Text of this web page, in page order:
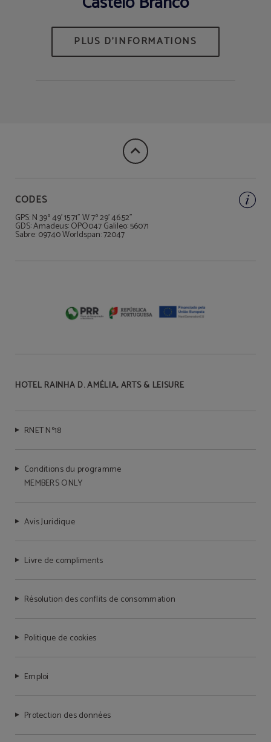
CODES
GPS: N 39º 49' 15.71" W 7º 29' 46.52"
GDS: Amadeus: OPO047 Galileo: 56071
Sabre: 09740 Worldspan: 72047
HOTEL RAINHA D. AMÉLIA, ARTS & LEISURE
RNET Nº18
Conditions du programme
MEMBERS ONLY
Avis Juridique
Livre de compliments
Résolution des conflits de consommation
Politique de cookies
Emploi
Protection des données